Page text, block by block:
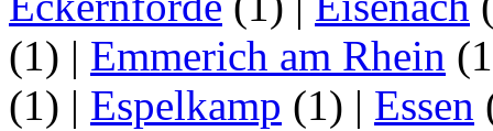
(1) | Emmerich am Rhein
(1) | Espelkamp (1) | Essen